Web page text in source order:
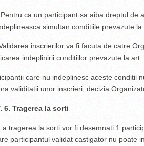
ca un participant sa aiba dreptul de
simultan conditiile prevazute
inscrierilor va fi facuta de catre
indeplinirii conditiilor prevazute la
care nu indeplinesc aceste conditii
validitatii unor inscrieri, decizia
6. Tragerea la sorti
tragerea la sorti vor fi desemnati 1
participantul validat castigator nu poate